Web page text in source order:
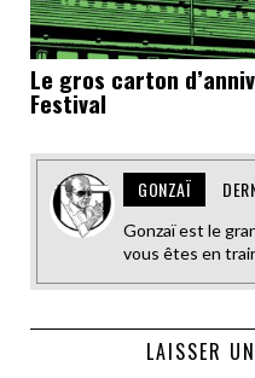
Le gros carton
Festival
GONZAÏ
Gonzaï est le
vous êtes en
LAISSER